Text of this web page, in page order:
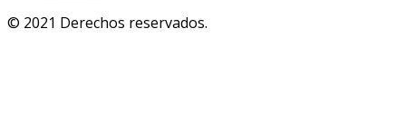
© 2021 Derechos reservados.